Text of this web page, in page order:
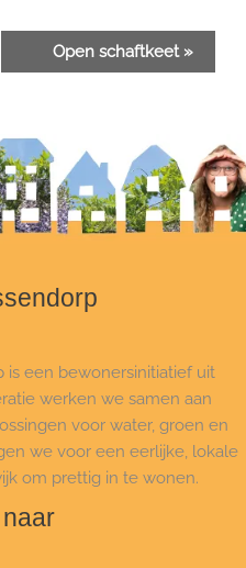
Open schaftkeet »
is een bewonersinitiatief uit
werken we samen aan
voor water, groen en
we voor een eerlijke, lokale
om prettig in te wonen.